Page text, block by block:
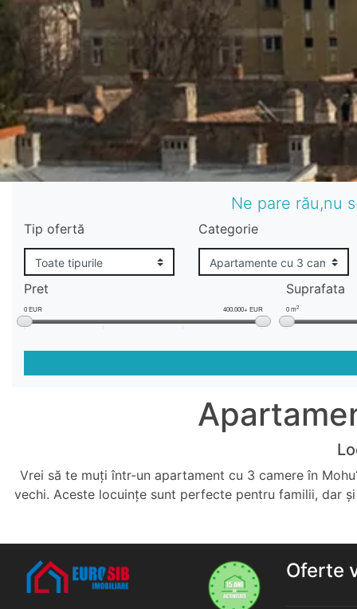
Ne pare rău,nu
Tip ofertă Categorie
Pret
0 EUR 400.000+ EUR
Suprafata
0 m2
Vrei să te muți într-un apartament cu 3 camere în
vechi. Aceste locuințe sunt perfecte pentru familii, dar
Oferte